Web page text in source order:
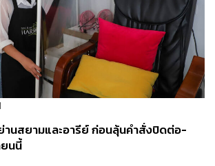
านสยามและอารีย์ ก่อนลุ้นคำสั่งปิดต่อ-
นนี้